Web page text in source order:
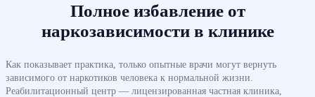
Полное избавление от
наркозависимости в клинике
Как показывает практика, только опытные врачи могут вернуть
зависимого от наркотиков человека к нормальной жизни.
Реабилитационный центр — лицензированная частная клиника,